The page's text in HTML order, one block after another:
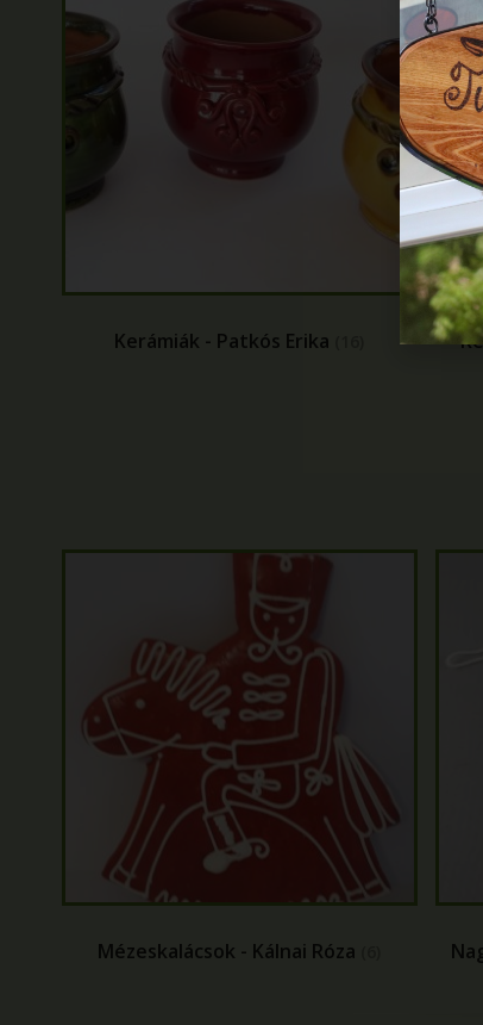
Kerámiák - Patkós Erika
Mézeskalácsok - Kálnai Róza